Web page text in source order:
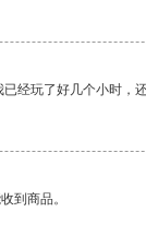
经玩了好几个小时，还
到商品。